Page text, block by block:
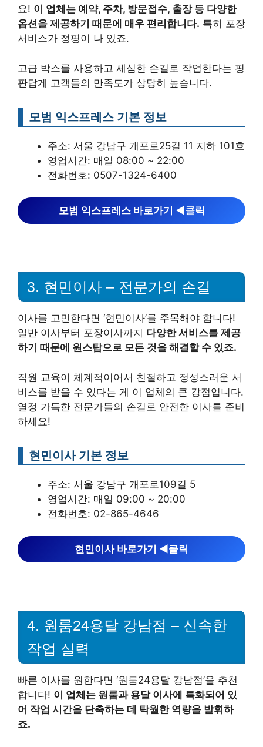
요! 이 업체는 예약, 주차, 방문접수, 출장 등 다양한
옵션을 제공하기 때문에 매우 편리합니다. 특히 포장
서비스가 정평이 나 있죠.
고급 박스를 사용하고 세심한 손길로 작업한다는 평
판답게 고객들의 만족도가 상당히 높습니다.
모범 익스프레스 기본 정보
주소: 서울 강남구 개포로25길 11 지하 101호
영업시간: 매일 08:00 ~ 22:00
전화번호: 0507-1324-6400
모범 익스프레스 바로가기 ◀︎클릭
3. 현민이사 – 전문가의 손길
이사를 고민한다면 ‘현민이사’를 주목해야 합니다!
일반 이사부터 포장이사까지 다양한 서비스를 제공
하기 때문에 원스탑으로 모든 것을 해결할 수 있죠.
직원 교육이 체계적이어서 친절하고 정성스러운 서
비스를 받을 수 있다는 게 이 업체의 큰 강점입니다.
열정 가득한 전문가들의 손길로 안전한 이사를 준비
하세요!
현민이사 기본 정보
주소: 서울 강남구 개포로109길 5
영업시간: 매일 09:00 ~ 20:00
전화번호: 02-865-4646
현민이사 바로가기 ◀︎클릭
4. 원룸24용달 강남점 – 신속한
작업 실력
빠른 이사를 원한다면 ‘원룸24용달 강남점’을 추천
합니다! 이 업체는 원룸과 용달 이사에 특화되어 있
어 작업 시간을 단축하는 데 탁월한 역량을 발휘하
죠.